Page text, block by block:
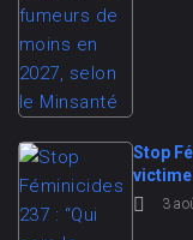
Stop
victime
3